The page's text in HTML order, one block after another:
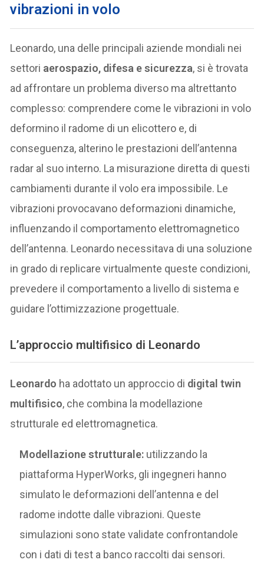
vibrazioni in volo
Leonardo, una delle principali aziende mondiali nei
settori aerospazio, difesa e sicurezza, si è trovata
ad affrontare un problema diverso ma altrettanto
complesso: comprendere come le vibrazioni in volo
deformino il radome di un elicottero e, di
conseguenza, alterino le prestazioni dell’antenna
radar al suo interno. La misurazione diretta di questi
cambiamenti durante il volo era impossibile. Le
vibrazioni provocavano deformazioni dinamiche,
influenzando il comportamento elettromagnetico
dell’antenna. Leonardo necessitava di una soluzione
in grado di replicare virtualmente queste condizioni,
prevedere il comportamento a livello di sistema e
guidare l’ottimizzazione progettuale.
L’approccio multifisico di Leonardo
Leonardo ha adottato un approccio di digital twin
multifisico, che combina la modellazione
strutturale ed elettromagnetica.
Modellazione strutturale: utilizzando la
piattaforma HyperWorks, gli ingegneri hanno
simulato le deformazioni dell’antenna e del
radome indotte dalle vibrazioni. Queste
simulazioni sono state validate confrontandole
con i dati di test a banco raccolti dai sensori.